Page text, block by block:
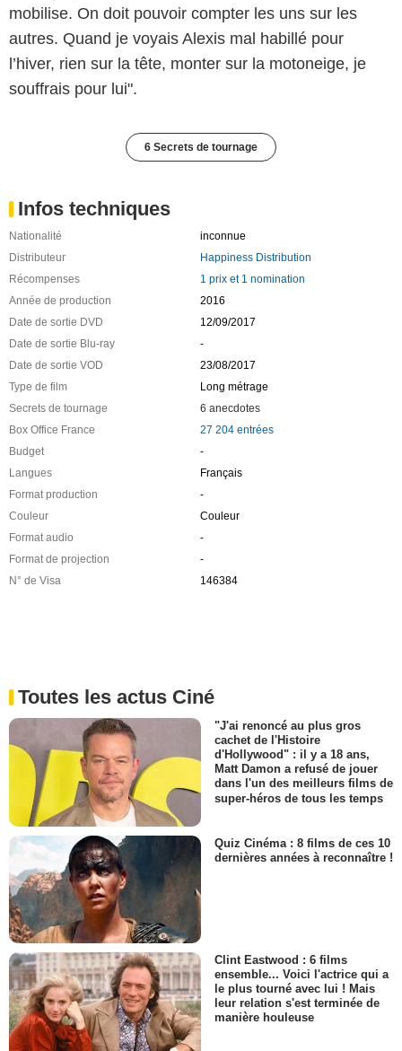
mobilise. On doit pouvoir compter les uns sur les
autres. Quand je voyais Alexis mal habillé pour
l’hiver, rien sur la tête, monter sur la motoneige, je
souffrais pour lui".
6 Secrets de tournage
Infos techniques
Nationalité
inconnue
Distributeur
Happiness Distribution
Récompenses
1 prix et 1 nomination
Année de production
2016
Date de sortie DVD
12/09/2017
Date de sortie Blu-ray
-
Date de sortie VOD
23/08/2017
Type de film
Long métrage
Secrets de tournage
6 anecdotes
Box Office France
27 204 entrées
Budget
-
Langues
Français
Format production
-
Couleur
Couleur
Format audio
-
Format de projection
-
N° de Visa
146384
Toutes les actus Ciné
"J'ai renoncé au plus gros
cachet de l'Histoire
d'Hollywood" : il y a 18 ans,
Matt Damon a refusé de jouer
dans l'un des meilleurs films de
super-héros de tous les temps
Quiz Cinéma : 8 films de ces 10
dernières années à reconnaître !
Clint Eastwood : 6 films
ensemble... Voici l'actrice qui a
le plus tourné avec lui ! Mais
leur relation s'est terminée de
manière houleuse